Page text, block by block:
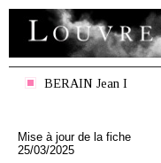
BERAIN Jean I
Mise à jour de la fiche
25/03/2025